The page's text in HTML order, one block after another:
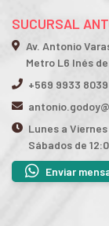
SUCURSAL
Av. Antonio
Metro L6 Inés
+569 9933 8039
Lunes a
Sábados de
Enviar